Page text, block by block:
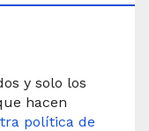
y solo los
hacen
política de